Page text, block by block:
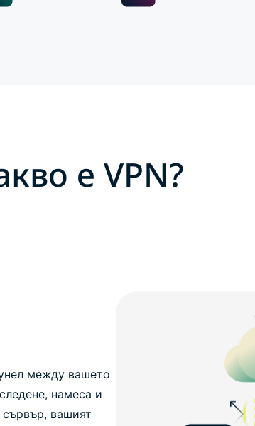
е VPN?
между вашето
намеса и
сървър, вашият